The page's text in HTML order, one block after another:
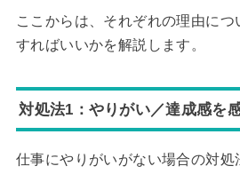
ここからは、それぞれの理由に
すればいいかを解説します。
対処法1：やりがい／達成感を
仕事にやりがいがない場合の対処